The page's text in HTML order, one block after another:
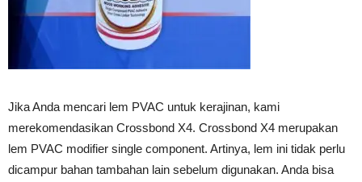
Jika Anda mencari lem PVAC untuk kerajinan, kami
merekomendasikan Crossbond X4. Crossbond X4 merupakan
lem PVAC modifier single component. Artinya, lem ini tidak perlu
dicampur bahan tambahan lain sebelum digunakan. Anda bisa